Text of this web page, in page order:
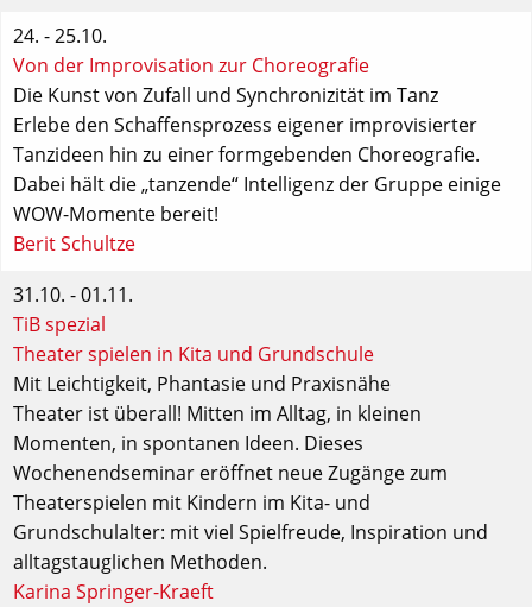
24. - 25.10.
Von der Improvisation zur Choreografie
Die Kunst von Zufall und Synchronizität im Tanz
Erlebe den Schaffensprozess eigener improvisierter
Tanzideen hin zu einer formgebenden Choreografie.
Dabei hält die „tanzende“ Intelligenz der Gruppe einige
WOW-Momente bereit!
Berit Schultze
31.10. - 01.11.
TiB spezial
Theater spielen in Kita und Grundschule
Mit Leichtigkeit, Phantasie und Praxisnähe
Theater ist überall! Mitten im Alltag, in kleinen
Momenten, in spontanen Ideen. Dieses
Wochenendseminar eröffnet neue Zugänge zum
Theaterspielen mit Kindern im Kita- und
Grundschulalter: mit viel Spielfreude, Inspiration und
alltagstauglichen Methoden.
Karina Springer-Kraeft